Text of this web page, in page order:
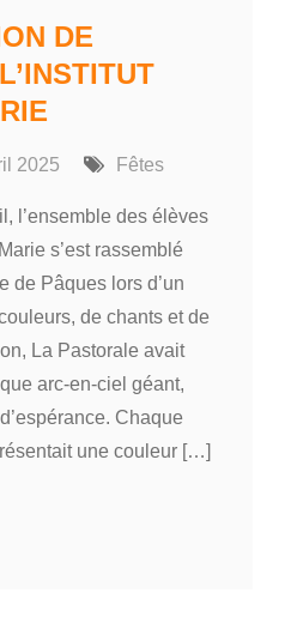
DE
2025 Fêtes
l’ensemble des élèves
s’est rassemblé
de Pâques lors d’un
de chants et de
La Pastorale avait
arc-en-ciel géant,
Chaque
une couleur […]